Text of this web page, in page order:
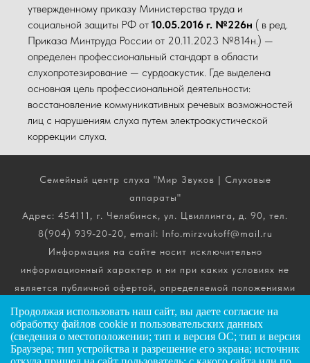
Продолжая использовать наш сайт, вы даете согласие на
обработку файлов cookie и пользовательских данных
(сведения о местоположении; тип и версия ОС; тип и версия
Браузера; тип устройства и разрешение его экрана; источник
утвержденному приказу Министерства труда и
социальной защиты РФ от 10.05.2016 г. №226н ( в ред.
Приказа Минтруда России от 20.11.2023 №814н.) —
определен профессиональный стандарт в области
слухопротезирование — сурдоакустик. Где выделена
основная цель профессиональной деятельности:
восстановление коммуникативных речевых возможностей
лиц с нарушениям слуха путем электроакустической
коррекции слуха.
Семейный центр слуха "Мир Звуков | Слуховые
аппараты"
Адрес: 454111, г. Челябинск, ул. Цвиллинга, д. 90, тел.
8(904) 939-20-20, email: Info.mirzvukoff@mail.ru
Информация на сайте носит исключительно
информационный характер и ни при каких условиях не
является публичной офертой, определяемой положениями
ч. 2 ст. 437 Гражданского кодекса РФ. Получить
подробную информацию о стоимости, комплектации и
сроках выполнения услуг вы можете по телефону горячей
линии.